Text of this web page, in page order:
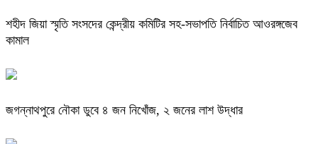
শহীদ জিয়া স্মৃতি সংসদের কেন্দ্রীয় কমিটির সহ-সভাপতি নির্বাচিত আওরঙ্গজেব
কামাল
জগন্নাথপুরে নৌকা ডুবে ৪ জন নিখোঁজ, ২ জনের লাশ উদ্ধার